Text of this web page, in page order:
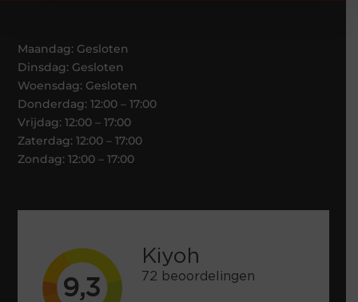
Maandag: Gesloten
Dinsdag: Gesloten
Woensdag: Gesloten
Donderdag: 12:00 – 17:00
Vrijdag: 12:00 – 17:00
Zaterdag: 12:00 – 17:00
Zondag: 12:00 – 17:00